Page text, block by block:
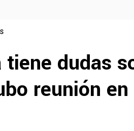
tiene dudas
reunión